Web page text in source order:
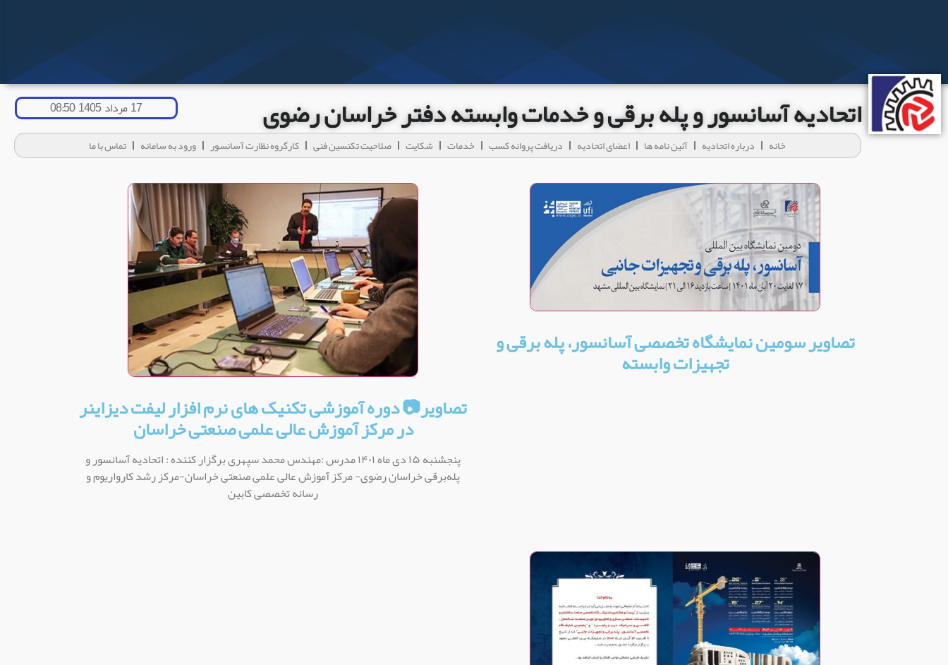
اتحادیه آسانسور و پله برقی و خدمات وابسته دفتر خراسان رضوی 17 مرداد 1405 08:50
خانه درباره اتحادیه آئين نامه ها اعضای اتحادیه دریافت پروانه کسب خدمات شکایت صلاحیت تکنسین فنی کارگروه نظارت آسانسور ورود به سامانه تماس با ما
تصاویر سومین نمایشگاه تخصصی آسانسور، پله برقی و
تجهیزات وابسته
تصاویر📷 دوره آموزشی تکنیک های نرم افزار لیفت دیزاینر
در مرکز آموزش عالی علمی صنعتی خراسان
پنجشنبه ۱۵ دی ماه ۱۴۰۱ مدرس :مهندس محمد سپهری برگزار کننده : اتحادیه آسانسور و
پله‌برقی خراسان رضوی- مرکز آموزش عالی علمی صنعتی خراسان-مرکز رشد کارواریوم و
رسانه تخصصی کابین